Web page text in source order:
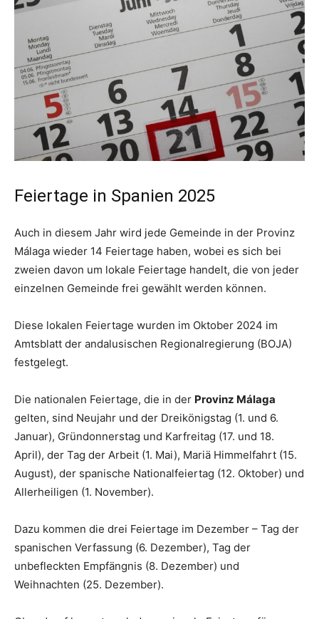
Feiertage in Spanien 2025
Auch in diesem Jahr wird jede Gemeinde in der Provinz
Málaga wieder 14 Feiertage haben, wobei es sich bei
zweien davon um lokale Feiertage handelt, die von jeder
einzelnen Gemeinde frei gewählt werden können.
Diese lokalen Feiertage wurden im Oktober 2024 im
Amtsblatt der andalusischen Regionalregierung (BOJA)
festgelegt.
Die nationalen Feiertage, die in der Provinz Málaga
gelten, sind Neujahr und der Dreikönigstag (1. und 6.
Januar), Gründonnerstag und Karfreitag (17. und 18.
April), der Tag der Arbeit (1. Mai), Mariä Himmelfahrt (15.
August), der spanische Nationalfeiertag (12. Oktober) und
Allerheiligen (1. November).
Dazu kommen die drei Feiertage im Dezember – Tag der
spanischen Verfassung (6. Dezember), Tag der
unbefleckten Empfängnis (8. Dezember) und
Weihnachten (25. Dezember).